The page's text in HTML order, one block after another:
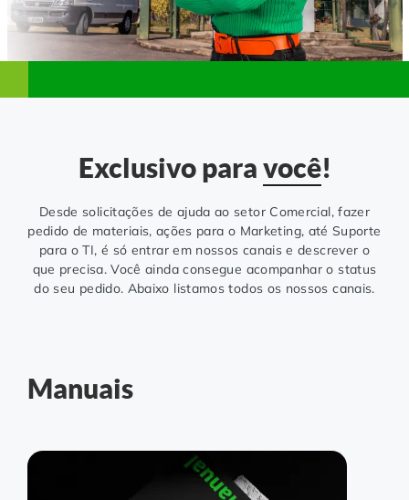
Controle e Organização de Documentos Físicos
Exclusivo para você!
Desde solicitações de ajuda ao setor Comercial, fazer
pedido de materiais, ações para o Marketing, até Suporte
para o TI, é só entrar em nossos canais e descrever o
que precisa. Você ainda consegue acompanhar o status
do seu pedido. Abaixo listamos todos os nossos canais.
Manuais